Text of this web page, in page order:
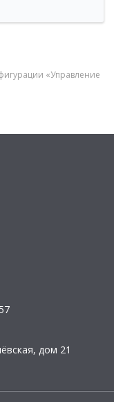
«Управление
дом 21